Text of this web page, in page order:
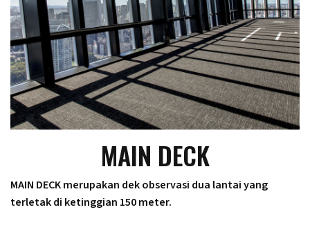
MAIN DECK
MAIN DECK merupakan dek observasi dua lantai yang
terletak di ketinggian 150 meter.